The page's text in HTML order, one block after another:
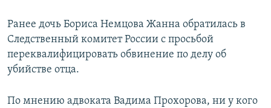
Ранее дочь Бориса Немцова Жанна обратилась в
Следственный комитет России с просьбой
переквалифицировать обвинение по делу об
убийстве отца.
По мнению адвоката Вадима Прохорова, ни у кого